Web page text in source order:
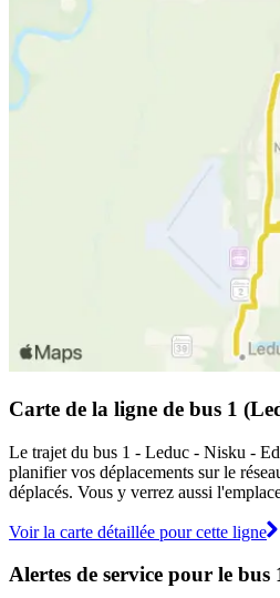
Carte de la ligne de bus 1
Le trajet du bus 1 - Leduc - Nisku -
planifier vos déplacements sur le
déplacés. Vous y verrez aussi
Voir la carte détaillée pour cette ligne
Alertes de service pour le